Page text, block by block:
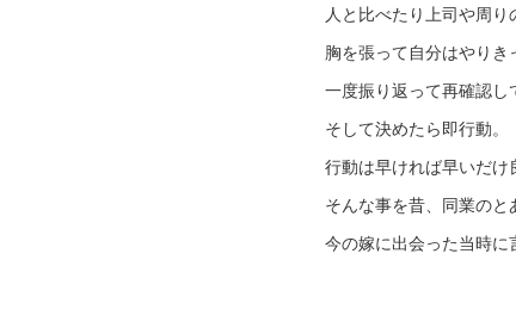
人と比べたり上司や周
胸を張って自分はやりき
一度振り返って再確認し
そして決めたら即行動。
行動は早ければ早いだけ
そんな事を昔、同業のと
今の嫁に出会った当時に